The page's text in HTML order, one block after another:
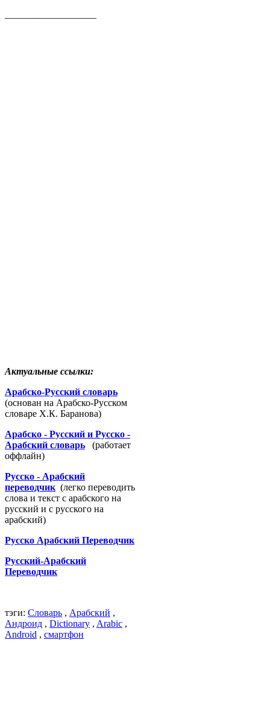
Актуальные ссылки:
Арабско-Русский словарь
(основан на Арабско-Русском
словаре Х.К. Баранова)
Арабско - Русский и Русско -
Арабский словарь
(работает
оффлайн)
Русско - Арабский
переводчик(легко переводить
слова и текст с арабского на
русский и с русского на
арабский)
Русско Арабский Переводчик
Русский-Арабский
Переводчик
тэги: Словарь , Арабский ,
Андроид , Dictionary , Arabic ,
Android , смартфон